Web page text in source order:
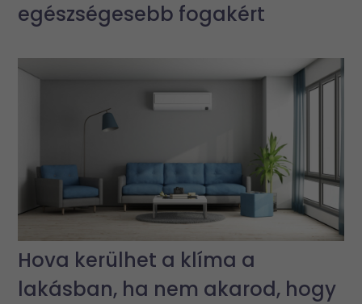
egészségesebb fogakért
Hova kerülhet a klíma a
lakásban, ha nem akarod, hogy